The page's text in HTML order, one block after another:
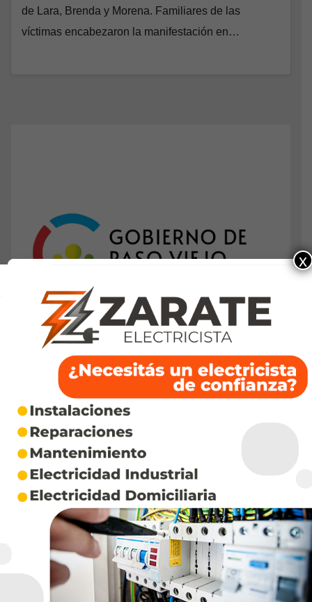
de Lara, Brenda y Morena. Familiares de las
víctimas encabezaron la manifestación en…
x